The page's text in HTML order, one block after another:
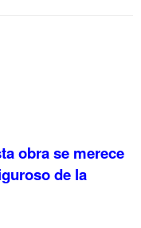
obra se merece
de la